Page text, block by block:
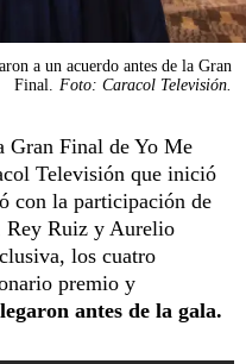
a un acuerdo antes de la Gran
Final. Foto: Caracol Televisión.
Gran Final de Yo Me
Televisión que inició
con la participación de
Rey Ruiz y Aurelio
los cuatro
premio y
antes de la gala.